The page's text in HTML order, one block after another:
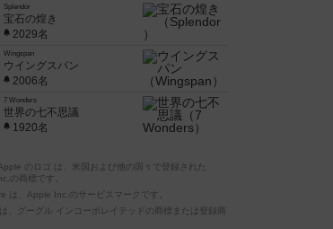
Splendor
宝石の煌き
2029名
Wingspan
ウイングスパン
2006名
7 Wonders
世界の七不思議
1920名
のロゴ は、米国および他の国々で登録された
の商標です。
は、Apple Inc.のサービスマークです。
、グーグル インコーポレイテッドの商標または登録商